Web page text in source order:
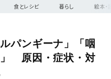
食とレシピ 暮らし 絵本・
パンギーナ」「咽
原因・症状・対